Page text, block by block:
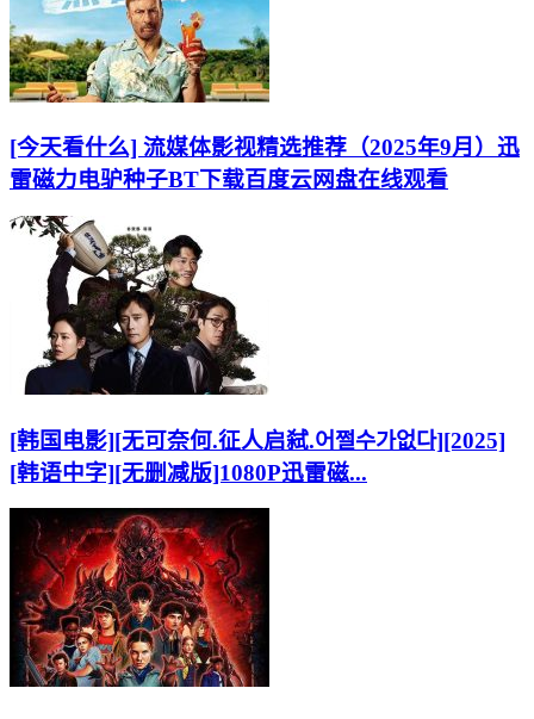
[今天看什么] 流媒体影视精选推荐（2025年9月）迅
雷磁力电驴种子BT下载百度云网盘在线观看
[韩国电影][无可奈何.征人启弑.어쩔수가없다][2025]
[韩语中字][无删减版]1080P迅雷磁...